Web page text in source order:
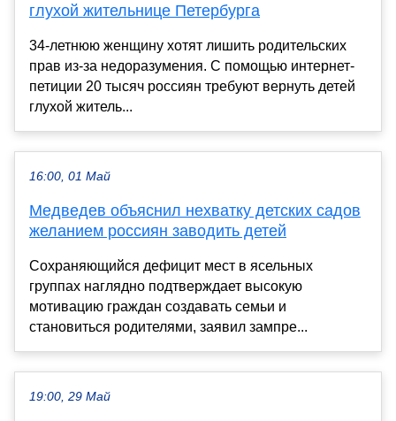
глухой жительнице Петербурга
34-летнюю женщину хотят лишить родительских
прав из-за недоразумения. С помощью интернет-
петиции 20 тысяч россиян требуют вернуть детей
глухой житель...
16:00, 01 Май
Медведев объяснил нехватку детских садов
желанием россиян заводить детей
Сохраняющийся дефицит мест в ясельных
группах наглядно подтверждает высокую
мотивацию граждан создавать семьи и
становиться родителями, заявил зампре...
19:00, 29 Май